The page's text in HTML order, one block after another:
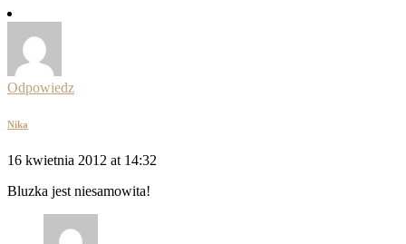
Odpowiedz
Nika
16 kwietnia 2012 at 14:32
Bluzka jest niesamowita!